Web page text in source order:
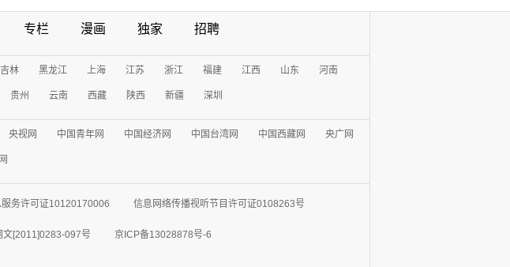
专栏 漫画 独家 招聘
吉林 黑龙江 上海 江苏 浙江 福建 江西 山东 河南
贵州 云南 西藏 陕西 新疆 深圳
央视网 中国青年网 中国经济网 中国台湾网 中国西藏网 央广网
服务许可证10120170006 信息网络传播视听节目许可证0108263号
文[2011]0283-097号 京ICP备13028878号-6